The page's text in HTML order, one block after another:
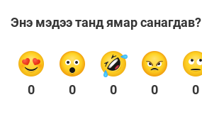
Энэ мэдээ танд ямар санагдав?
0 0 0 0 0